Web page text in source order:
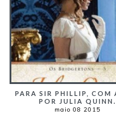
PARA SIR PHILLIP, COM
POR JULIA QUINN.
maio 08 2015